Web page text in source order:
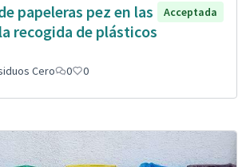
papeleras pez en las
recogida de plásticos
Acceptada
Cero 0 0